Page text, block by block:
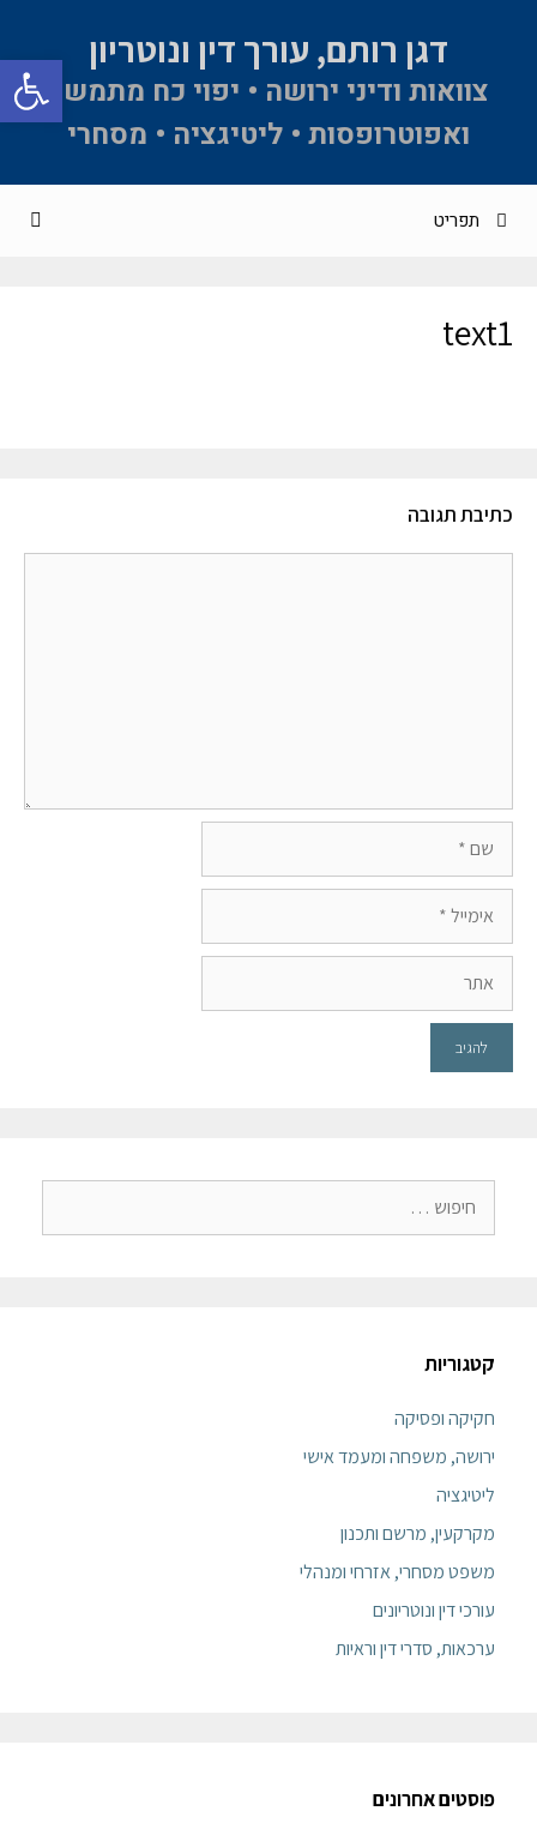
פתח דגן רותם, עורך דין ונוטריון
צוואות ודיני ירושה • יפוי כח מתמשך
ואפוטרופסות • ליטיגציה • מסחרי
תפריט
text1
כתיבת תגובה
קטגוריות
חקיקה ופסיקה
ירושה, משפחה ומעמד אישי
ליטיגציה
מקרקעין, מרשם ותכנון
משפט מסחרי, אזרחי ומנהלי
עורכי דין ונוטריונים
ערכאות, סדרי דין וראיות
פוסטים אחרונים